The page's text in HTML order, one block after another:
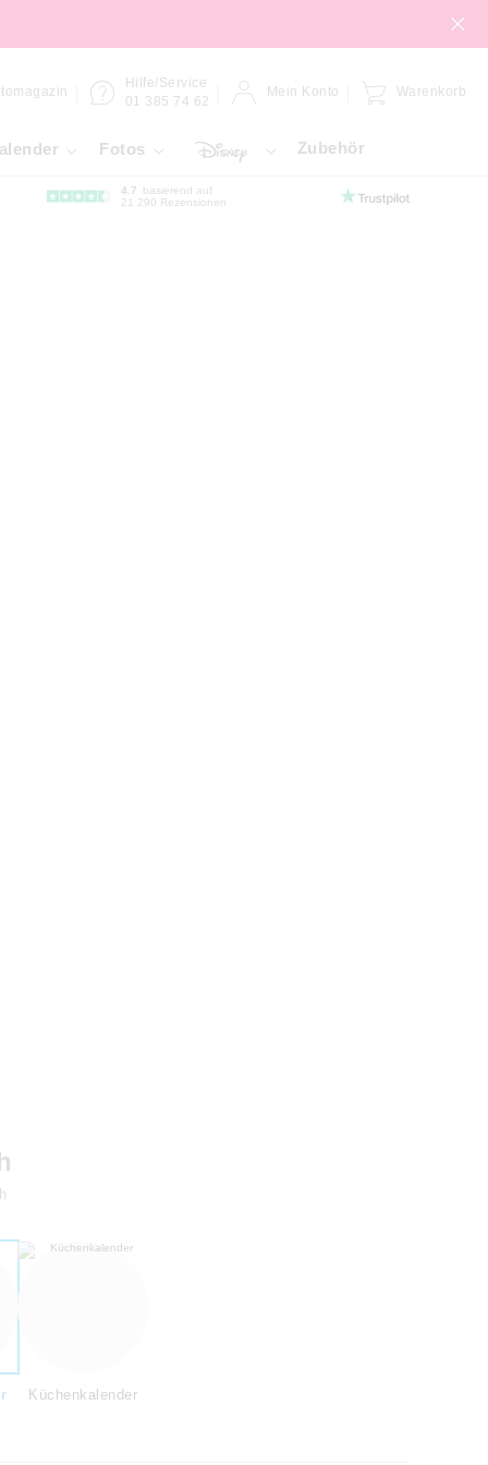
Hilfe/Service
01 385 74 62
Mein Konto Warenkorb
Fotos Zubehör
4.7
basierend auf
21 290 Rezensionen
Küchenkalender